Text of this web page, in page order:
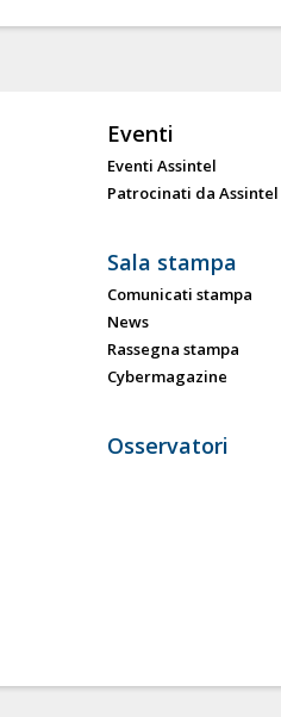
Eventi
Eventi Assintel
Patrocinati da Assintel
Sala stampa
Comunicati stampa
News
Rassegna stampa
Cybermagazine
Osservatori